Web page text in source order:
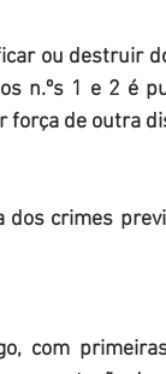
n.ºs 1 e 2 é
força de outra
com